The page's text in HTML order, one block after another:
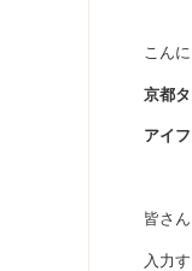
こん
京都
アイ
皆さ
入力